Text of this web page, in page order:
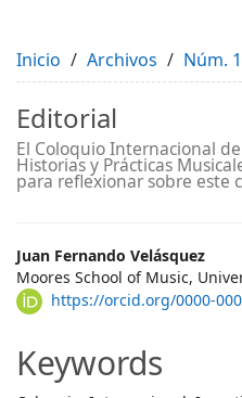
Inicio Archivos Núm.
Editorial
El Coloquio Internacional
Historias y Prácticas
para reflexionar sobre este
Main
Article
Juan Fernando Velásquez
Moores School of Music,
https://orcid.org/0000-
Keywords